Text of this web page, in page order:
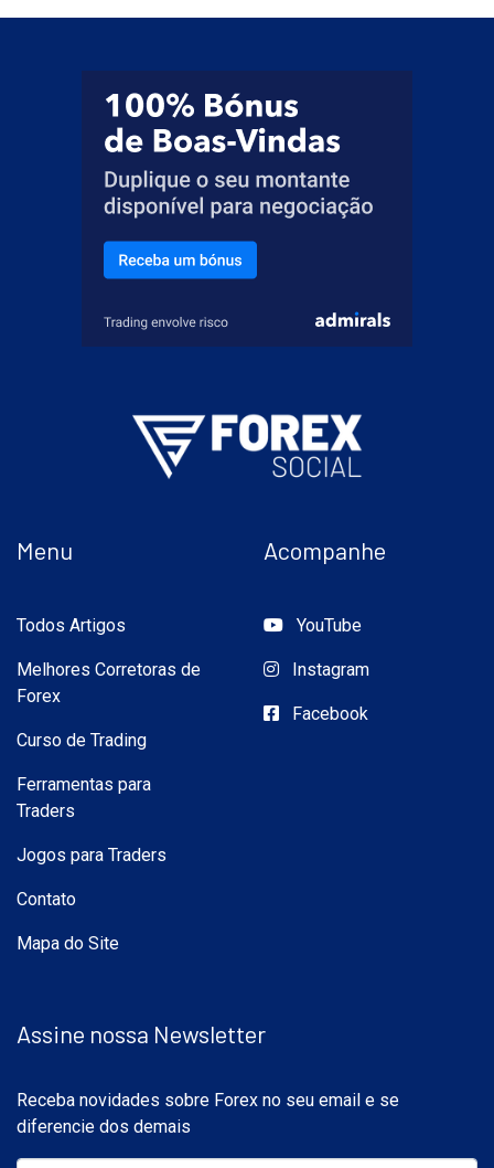
Menu
Todos Artigos
Melhores Corretoras de
Forex
Curso de Trading
Ferramentas para
Traders
Jogos para Traders
Contato
Mapa do Site
Acompanhe
YouTube
Instagram
Facebook
Assine nossa Newsletter
Receba novidades sobre Forex no seu email e se
diferencie dos demais